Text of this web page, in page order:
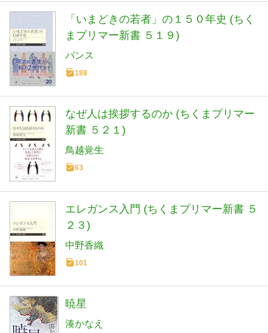
「いまどきの若者」の１５０年史 (ちく
まプリマー新書 ５１９)
パンス
188
なぜ人は挨拶するのか (ちくまプリマー
新書 ５２１)
鳥越覚生
63
エレガンス入門 (ちくまプリマー新書 ５
２３)
中野香織
101
暁星
湊かなえ